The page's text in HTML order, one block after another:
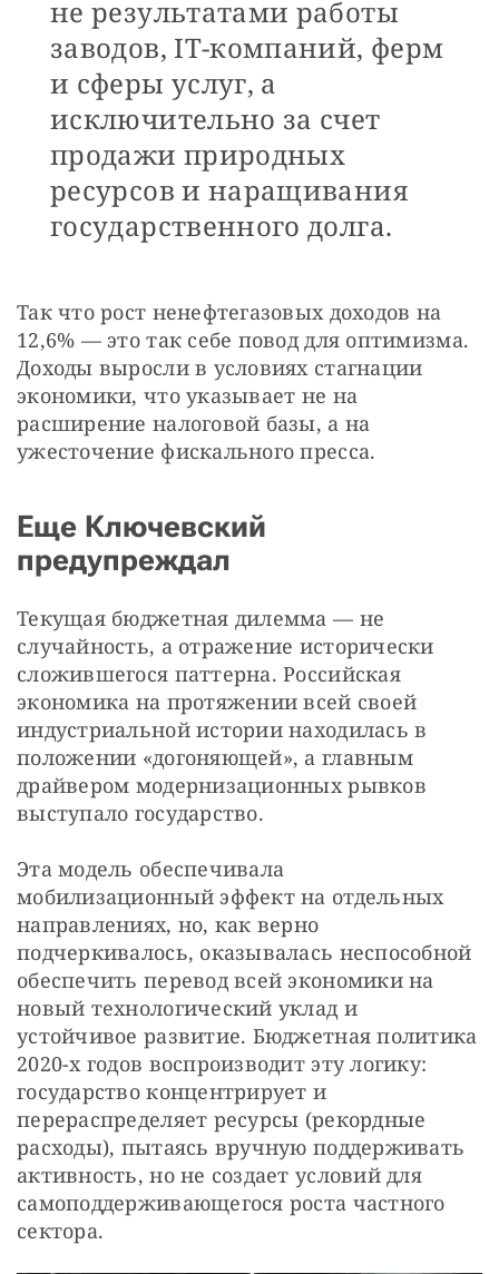
не результатами работы
заводов, IT-компаний, ферм
и сферы услуг, а
исключительно за счет
продажи природных
ресурсов и наращивания
государственного долга.
Так что рост ненефтегазовых доходов на
12,6% — это так себе повод для оптимизма.
Доходы выросли в условиях стагнации
экономики, что указывает не на
расширение налоговой базы, а на
ужесточение фискального пресса.
Еще Ключевский
предупреждал
Текущая бюджетная дилемма — не
случайность, а отражение исторически
сложившегося паттерна. Российская
экономика на протяжении всей своей
индустриальной истории находилась в
положении «догоняющей», а главным
драйвером модернизационных рывков
выступало государство.
Эта модель обеспечивала
мобилизационный эффект на отдельных
направлениях, но, как верно
подчеркивалось, оказывалась неспособной
обеспечить перевод всей экономики на
новый технологический уклад и
устойчивое развитие. Бюджетная политика
2020-х годов воспроизводит эту логику:
государство концентрирует и
перераспределяет ресурсы (рекордные
расходы), пытаясь вручную поддерживать
активность, но не создает условий для
самоподдерживающегося роста частного
сектора.